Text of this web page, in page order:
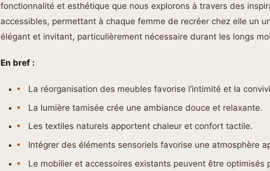
fonctionnalité et esthétique que nous explorons à travers des
accessibles, permettant à chaque femme de recréer chez elle un
élégant et invitant, particulièrement nécessaire durant les longs
En bref :
La réorganisation des meubles favorise l’intimité et la
La lumière tamisée crée une ambiance douce et relaxante.
Les textiles naturels apportent chaleur et confort tactile.
Intégrer des éléments sensoriels favorise une atmosphère
Le mobilier et accessoires existants peuvent être optimisés